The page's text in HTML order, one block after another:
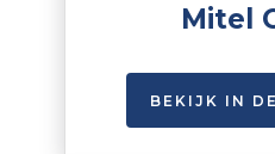
Mitel
BEKIJK IN